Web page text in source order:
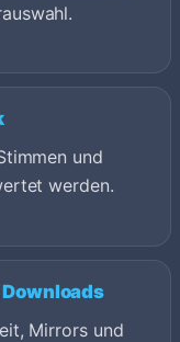
und
werden.
Downloads
Mirrors und